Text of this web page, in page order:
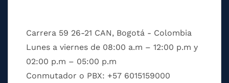
Carrera 59 26-21 CAN, Bogotá - Colombia
Lunes a viernes de 08:00 a.m – 12:00 p.m y
02:00 p.m – 05:00 p.m
Conmutador o PBX: +57 6015159000